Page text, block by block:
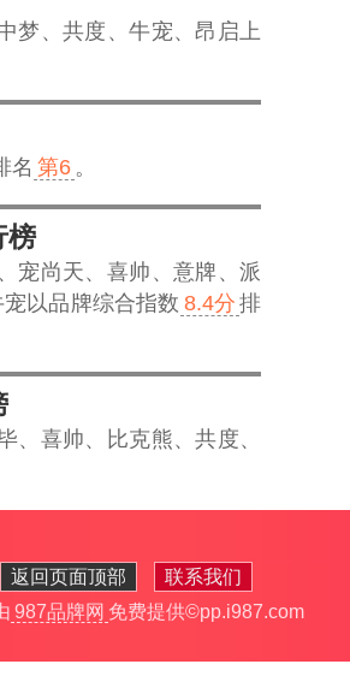
梦、共度、牛宠、昂启上
名 第6 。
榜
宠尚天、喜帅、意牌、派
宠以品牌综合指数 8.4分 排
、喜帅、比克熊、共度、
返回页面顶部
联系我们
987品牌网 免费提供©pp.i987.com